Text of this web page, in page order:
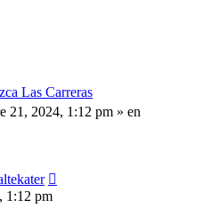
Las Carreras
21, 2024, 1:12 pm » en
1:12 pm